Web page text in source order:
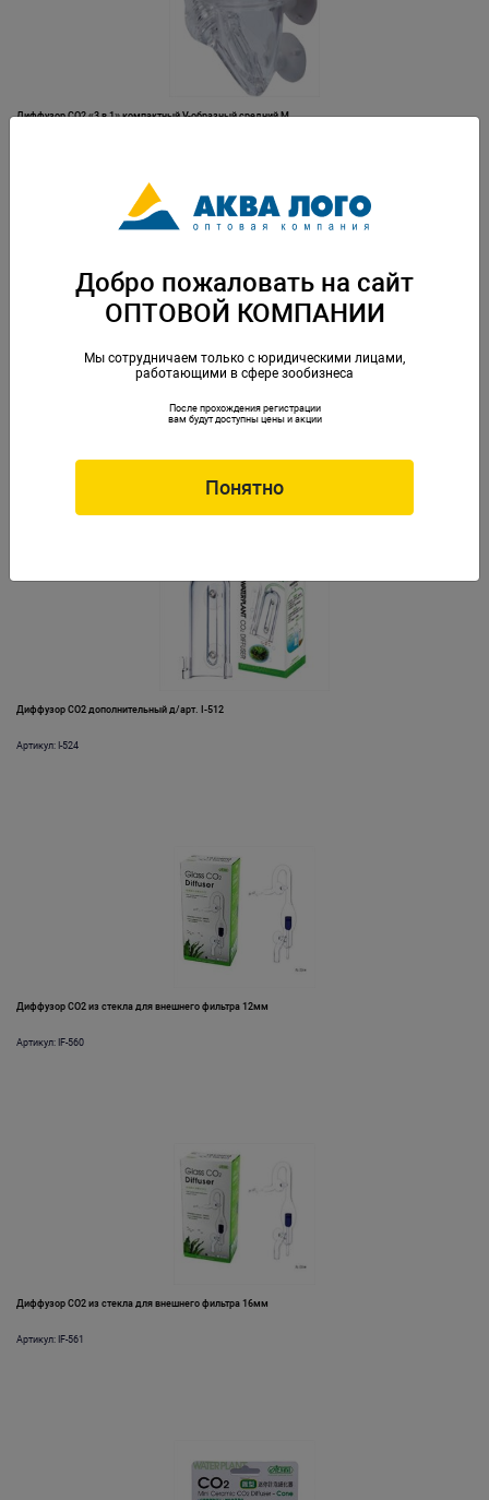
Диффузор СО2 «3 в 1» компактный V-образный средний М
Диффузор СО2 вертикальный компактный S
Диффузор СО2 дополнительный д/арт. I-512
Артикул: I-524
Диффузор СО2 из стекла для внешнего фильтра 12мм
Артикул: IF-560
Диффузор СО2 из стекла для внешнего фильтра 16мм
Артикул: IF-561
Добро пожаловать на сайт
ОПТОВОЙ КОМПАНИИ
Мы сотрудничаем только с юридическими лицами,
работающими в сфере зообизнеса
После прохождения регистрации
вам будут доступны цены и акции
Понятно